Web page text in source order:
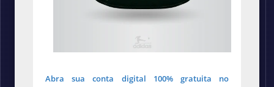
Abra sua conta digital 100% gratuita no